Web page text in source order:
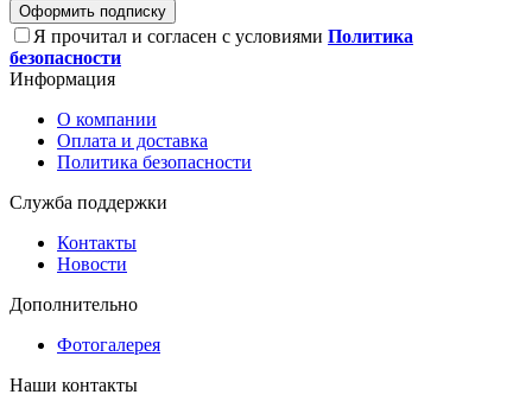
Оформить подписку
Я прочитал и согласен с условиями Политика
безопасности
Информация
О компании
Оплата и доставка
Политика безопасности
Служба поддержки
Контакты
Новости
Дополнительно
Фотогалерея
Наши контакты